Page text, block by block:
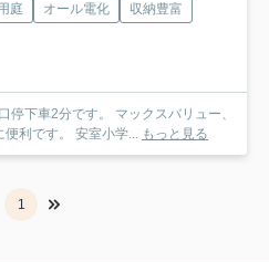
庭 オール電化
収納豊富
下車2分です。 マックスバリュー、
利です。 安室小学... もっと見る
1